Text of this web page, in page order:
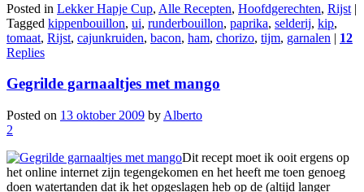
Posted in Lekker Hapje Cup, Alle Recepten, Hoofdgerechten, Rijst |
Tagged kippenbouillon, ui, runderbouillon, paprika, selderij, kip,
tomaat, Rijst, cajunkruiden, bacon, ham, chorizo, tijm, garnalen | 12
Replies
Gegrilde garnaaltjes met mango
Posted on 13 oktober 2009 by Alberto
2
Dit recept moet ik ooit ergens op
het online internet zijn tegengekomen en het heeft me toen genoeg
doen watertanden dat ik het opgeslagen heb op de (altijd langer